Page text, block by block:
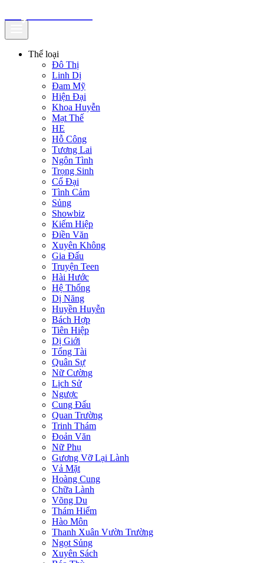
Thể loại
Đô Thị
Linh Dị
Đam Mỹ
Hiện Đại
Khoa Huyễn
Mạt Thế
HE
Hỗ Công
Tương Lai
Ngôn Tình
Trọng Sinh
Cổ Đại
Tình Cảm
Sủng
Showbiz
Kiếm Hiệp
Điền Văn
Xuyên Không
Gia Đấu
Truyện Teen
Hài Hước
Hệ Thống
Dị Năng
Huyền Huyễn
Bách Hợp
Tiên Hiệp
Dị Giới
Tổng Tài
Quân Sự
Nữ Cường
Lịch Sử
Ngược
Cung Đấu
Quan Trường
Trinh Thám
Đoản Văn
Nữ Phụ
Gương Vỡ Lại Lành
Vả Mặt
Hoàng Cung
Chữa Lành
Võng Du
Thám Hiểm
Hào Môn
Thanh Xuân Vườn Trường
Ngọt Sủng
Xuyên Sách